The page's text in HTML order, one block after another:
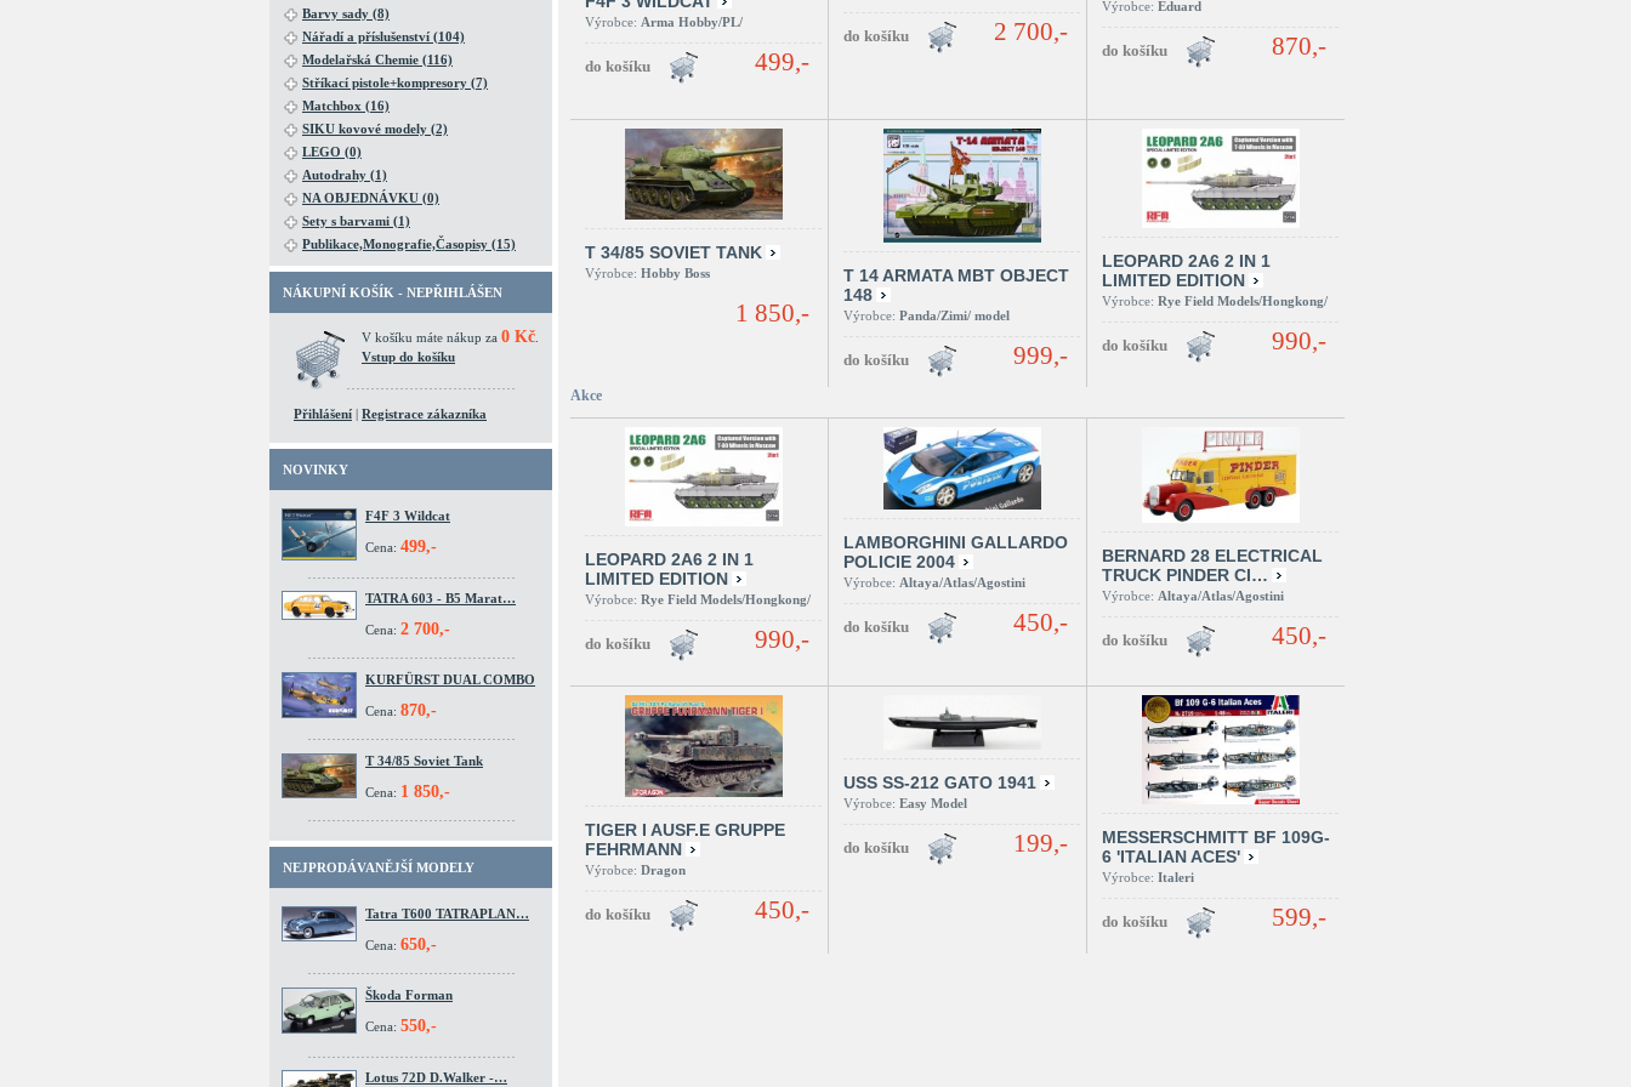
Barvy sady (8)
Nářadí a příslušenství (104)
Modelařská Chemie (116)
Stříkací pistole+kompresory (7)
Matchbox (16)
SIKU kovové modely (2)
LEGO (0)
Autodrahy (1)
NA OBJEDNÁVKU (0)
Sety s barvami (1)
Publikace,Monografie,Časopisy (15)
NÁKUPNÍ KOŠÍK - NEPŘIHLÁŠEN
V košíku máte nákup za 0 Kč
Vstup do košíku
Přihlášení | Registrace zákazníka
NOVINKY
F4F 3 Wildcat
Cena: 499,-
TATRA 603 - B5 Marat…
Cena: 2 700,-
KURFÜRST DUAL COMBO
Cena: 870,-
T 34/85 Soviet Tank
Cena: 1 850,-
NEJPRODÁVANĚJŠÍ MODELY
Tatra T600 TATRAPLAN…
Cena: 650,-
Škoda Forman
Cena: 550,-
Lotus 72D D.Walker -…
Výrobce: Arma Hobby/PL/
499,-
2 700,-
Výrobce: Eduard
870,-
T 34/85 SOVIET TANK
Výrobce: Hobby Boss
1 850,-
T 14 ARMATA MBT OBJECT
148
Výrobce: Panda/Zimi/ model
999,-
LEOPARD 2A6 2 IN 1
LIMITED EDITION
Výrobce: Rye Field Models/Hongkong/
990,-
Akce
LEOPARD 2A6 2 IN 1
LIMITED EDITION
Výrobce: Rye Field Models/Hongkong/
990,-
LAMBORGHINI GALLARDO
POLICIE 2004
Výrobce: Altaya/Atlas/Agostini
450,-
BERNARD 28 ELECTRICAL
TRUCK PINDER CI…
Výrobce: Altaya/Atlas/Agostini
450,-
TIGER I AUSF.E GRUPPE
FEHRMANN
Výrobce: Dragon
450,-
USS SS-212 GATO 1941
Výrobce: Easy Model
199,-
MESSERSCHMITT BF 109G-
6 'ITALIAN ACES'
Výrobce: Italeri
599,-